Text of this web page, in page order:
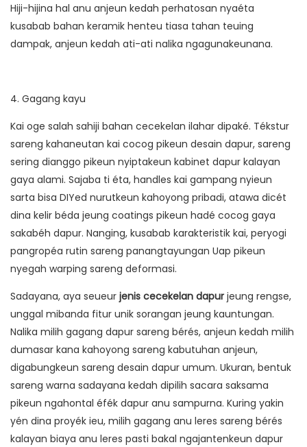
Hiji-hijina hal anu anjeun kedah perhatosan nyaéta
kusabab bahan keramik henteu tiasa tahan teuing
dampak, anjeun kedah ati-ati nalika ngagunakeunana.
4. Gagang kayu
Kai oge salah sahiji bahan cecekelan ilahar dipaké. Tékstur
sareng kahaneutan kai cocog pikeun desain dapur, sareng
sering dianggo pikeun nyiptakeun kabinet dapur kalayan
gaya alami. Sajaba ti éta, handles kai gampang nyieun
sarta bisa DIYed nurutkeun kahoyong pribadi, atawa dicét
dina kelir béda jeung coatings pikeun hadé cocog gaya
sakabéh dapur. Nanging, kusabab karakteristik kai, peryogi
pangropéa rutin sareng panangtayungan Uap pikeun
nyegah warping sareng deformasi.
Sadayana, aya seueur jenis cecekelan dapur jeung rengse,
unggal mibanda fitur unik sorangan jeung kauntungan.
Nalika milih gagang dapur sareng bérés, anjeun kedah milih
dumasar kana kahoyong sareng kabutuhan anjeun,
digabungkeun sareng desain dapur umum. Ukuran, bentuk
sareng warna sadayana kedah dipilih sacara saksama
pikeun ngahontal éfék dapur anu sampurna. Kuring yakin
yén dina proyék ieu, milih gagang anu leres sareng bérés
kalayan biaya anu leres pasti bakal ngajantenkeun dapur